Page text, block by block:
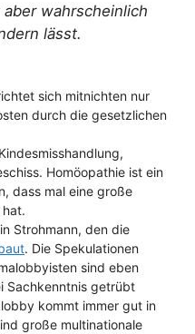
wahrscheinlich
lässt.
sich mitnichten nur
durch die gesetzlichen
Homöopathie ist ein
dass mal eine große
Strohmann, den die
. Die Spekulationen
sind eben
Sachkenntnis getrübt
kommt immer gut in
große multinationale